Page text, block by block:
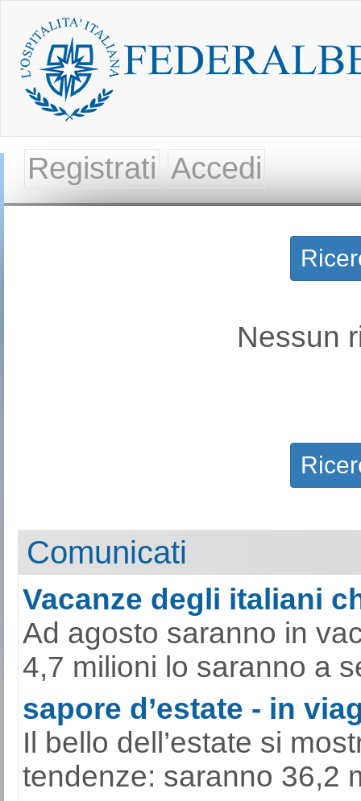
Registrati Accedi
Nessun
Comunicati
Vacanze degli italiani
Ad agosto saranno in
4,7 milioni lo saranno a
sapore d’estate - in
Il bello dell’estate si
tendenze: saranno 36,2